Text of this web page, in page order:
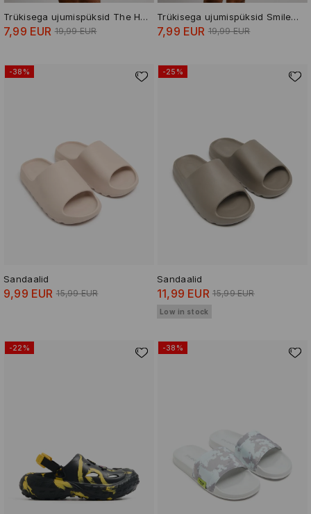
Trükisega ujumispüksid The Hot Stuff The Little Devil
7,99 EUR 19,99 EUR
Trükisega ujumispüksid Smiley® World
7,99 EUR 19,99 EUR
-38%
Sandaalid
9,99 EUR 15,99 EUR
-25%
Sandaalid
11,99 EUR 15,99 EUR
Low in stock
-22% -38%